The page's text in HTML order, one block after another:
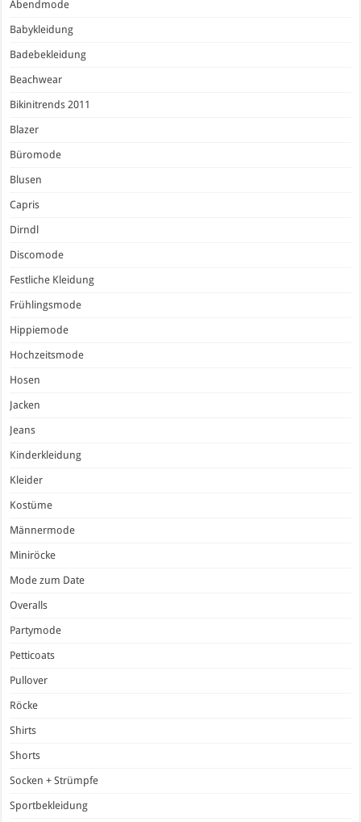
Abendmode
Babykleidung
Badebekleidung
Beachwear
Bikinitrends 2011
Blazer
Büromode
Blusen
Capris
Dirndl
Discomode
Festliche Kleidung
Frühlingsmode
Hippiemode
Hochzeitsmode
Hosen
Jacken
Jeans
Kinderkleidung
Kleider
Kostüme
Männermode
Miniröcke
Mode zum Date
Overalls
Partymode
Petticoats
Pullover
Röcke
Shirts
Shorts
Socken + Strümpfe
Sportbekleidung